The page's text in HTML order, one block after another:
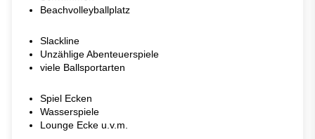
Beachvolleyballplatz
Slackline
Unzählige Abenteuerspiele
viele Ballsportarten
Spiel Ecken
Wasserspiele
Lounge Ecke u.v.m.